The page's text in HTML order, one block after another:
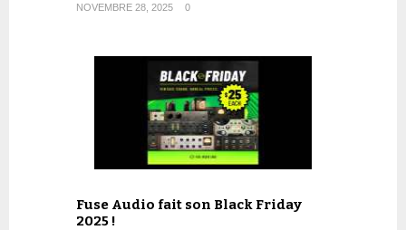
NOVEMBRE 28, 2025 0
Fuse Audio fait son Black Friday
2025 !